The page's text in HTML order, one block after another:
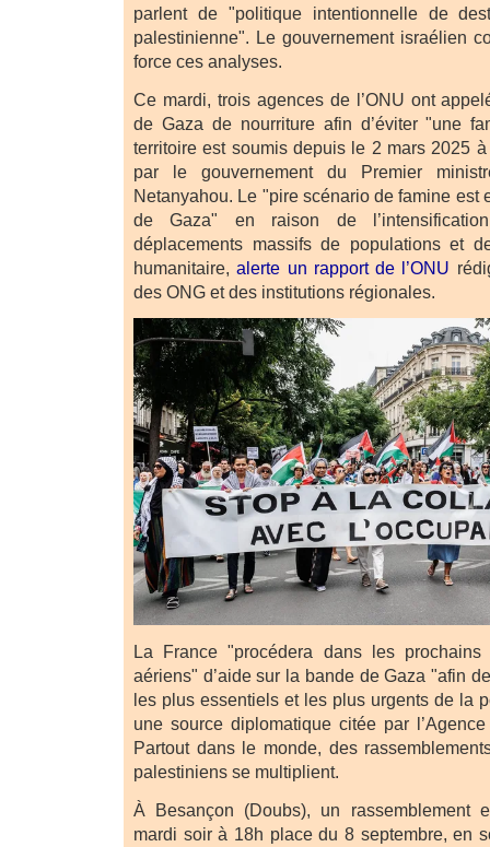
parlent de "politique intentionnelle de
palestinienne". Le gouvernement israélien
force ces analyses.
Ce mardi, trois agences de l’ONU ont
de Gaza de nourriture afin d’éviter "une
territoire est soumis depuis le 2 mars 2025
par le gouvernement du Premier
Netanyahou. Le "pire scénario de famine est
de Gaza" en raison de
déplacements massifs de populations et
humanitaire,alerte un rapport de l’ONU
des ONG et des institutions régionales.
La France "procédera dans les
aériens" d’aide sur la bande de Gaza "afin
les plus essentiels et les plus urgents de la
une source diplomatique citée par
Partout dans le monde, des
palestiniens se multiplient.
À Besançon (Doubs), un rassemblement
mardi soir à 18h place du 8 septembre, en